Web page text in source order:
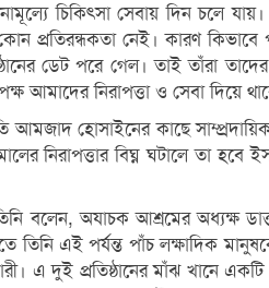
চিকিৎসা সেবায় দিন চলে
নেই। কারণ কিভাবে
ডেট পরে গেল। তাই তাঁরা
আমাদের নিরাপত্তা ও সেবা দিয়ে
হোসাইনের কাছে
নিরাপত্তার বিঘ্ন ঘটালে তা
অযাচক আশ্রমের অধ্যক্ষ
তিনি এই পর্যন্ত পাঁচ লক্ষাদিক
এ দুই প্রতিষ্ঠানের মাঁঝ